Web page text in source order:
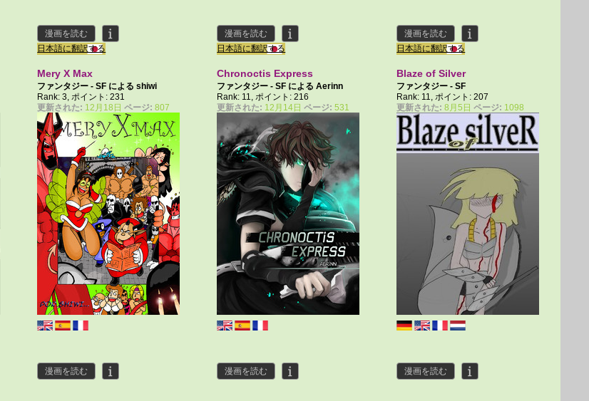
漫画を読む
日本語に翻訳する
漫画を読む
日本語に翻訳する
漫画を読む
日本語に翻訳する
Mery X Max
ファンタジー - SF によるshiwi
Rank: 3, ポイント: 231
更新された: 12月18日 ページ: 807
漫画を読む
Chronoctis Express
ファンタジー - SF によるAerinn
Rank: 11, ポイント: 216
更新された: 12月14日 ページ: 531
漫画を読む
Blaze of Silver
ファンタジー - SF
Rank: 11, ポイント: 207
更新された: 8月5日 ページ: 1098
漫画を読む